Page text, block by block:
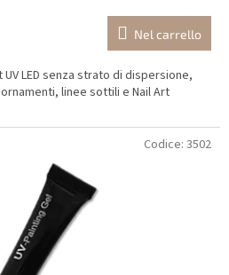
Nel carrello
UV LED senza strato di dispersione,
linee sottili e Nail Art
Codice: 3502